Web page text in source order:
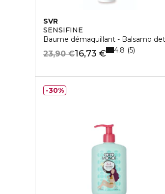
SVR
SENSIFINE
Baume démaquillant - Balsamo
16,73 €
23,90 € 4.8 5
30%